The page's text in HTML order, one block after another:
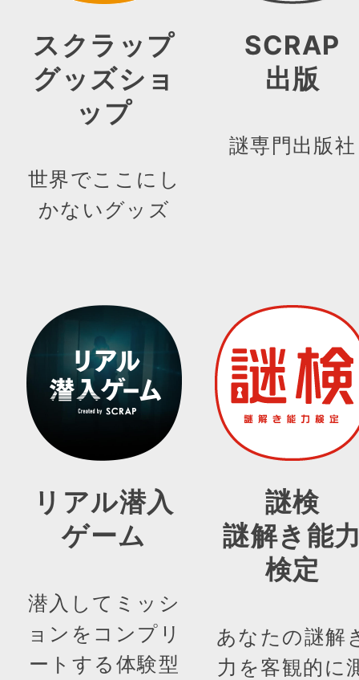
スクラップ
グッズショ
ップ
世界でここにし
かないグッズ
SCRAP
出版
謎専門出版社
リアル潜入
ゲーム
潜入してミッシ
ョンをコンプリ
ートする体験型
謎検
謎解き能
検定
あなたの謎解
力を客観的に